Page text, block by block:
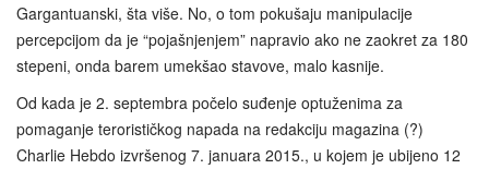
Gargantuanski, šta više. No, o tom pokušaju manipulacije
percepcijom da je “pojašnjenjem” napravio ako ne zaokret za 180
stepeni, onda barem umekšao stavove, malo kasnije.
Od kada je 2. septembra počelo suđenje optuženima za
pomaganje terorističkog napada na redakciju magazina (?)
Charlie Hebdo izvršenog 7. januara 2015., u kojem je ubijeno 12